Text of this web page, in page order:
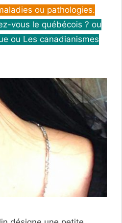
ou pathologies.
vous le québécois ? ou
ou Les canadianismes